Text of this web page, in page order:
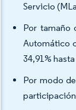
Servicio
Por tamaño
Automático
34,91%
Por modo
participación